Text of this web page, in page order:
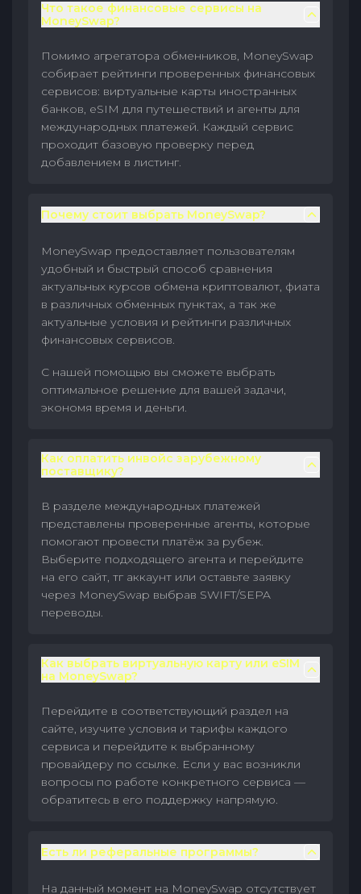
Что такое финансовые сервисы на
MoneySwap?
Помимо агрегатора обменников, MoneySwap
собирает рейтинги проверенных финансовых
сервисов: виртуальные карты иностранных
банков, eSIM для путешествий и агенты для
международных платежей. Каждый сервис
проходит базовую проверку перед
добавлением в листинг.
Почему стоит выбрать MoneySwap?
MoneySwap предоставляет пользователям
удобный и быстрый способ сравнения
актуальных курсов обмена криптовалют, фиата
в различных обменных пунктах, а так же
актуальные условия и рейтинги различных
финансовых сервисов.
С нашей помощью вы сможете выбрать
оптимальное решение для вашей задачи,
экономя время и деньги.
Как оплатить инвойс зарубежному
поставщику?
В разделе международных платежей
представлены проверенные агенты, которые
помогают провести платёж за рубеж.
Выберите подходящего агента и перейдите
на его сайт, тг аккаунт или оставьте заявку
через MoneySwap выбрав SWIFT/SEPA
переводы.
Как выбрать виртуальную карту или eSIM
на MoneySwap?
Перейдите в соответствующий раздел на
сайте, изучите условия и тарифы каждого
сервиса и перейдите к выбранному
провайдеру по ссылке. Если у вас возникли
вопросы по работе конкретного сервиса —
обратитесь в его поддержку напрямую.
Есть ли реферальные программы?
На данный момент на MoneySwap отсутствует